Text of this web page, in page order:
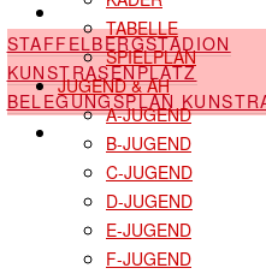
STADION
STAFFELBERGSTADION
KUNSTRASENPLATZ
BELEGUNGSPLAN
SHOP
TABELLE
SPIELPLAN
JUGEND & AH
A-JUGEND
B-JUGEND
C-JUGEND
D-JUGEND
E-JUGEND
F-JUGEND